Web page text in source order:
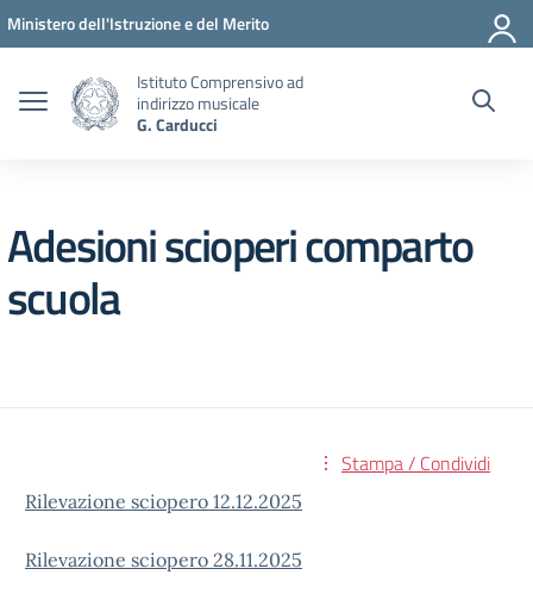
Vai ai contenuti
Vai al menu di navigazione
Vai al footer
Ministero dell'Istruzione e del Merito
Istituto Comprensivo ad
indirizzo musicale
G. Carducci
Adesioni scioperi comparto
scuola
Stampa / Condividi
Rilevazione sciopero 12.12.2025
Rilevazione sciopero 28.11.2025